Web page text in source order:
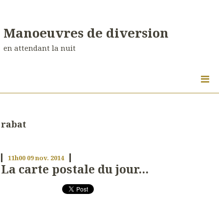
Manoeuvres de diversion
en attendant la nuit
rabat
11h00 09nov. 2014
La carte postale du jour...